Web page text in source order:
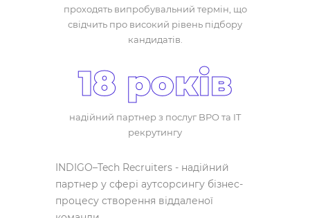
проходять випробувальний термін, що
свідчить про високий рівень підбору
кандидатів.
18 років
надійний партнер з послуг BPO та IT
рекрутингу
INDIGO–Tech Recruiters - надійний
партнер у сфері аутсорсингу бізнес-
процесу створення віддаленої